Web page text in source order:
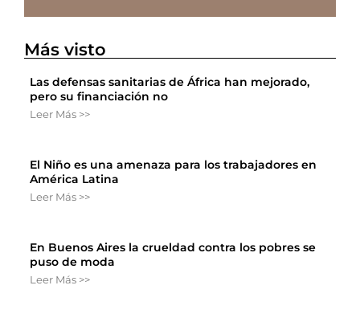
Más visto
Las defensas sanitarias de África han mejorado,
pero su financiación no
Leer Más >>
El Niño es una amenaza para los trabajadores en
América Latina
Leer Más >>
En Buenos Aires la crueldad contra los pobres se
puso de moda
Leer Más >>